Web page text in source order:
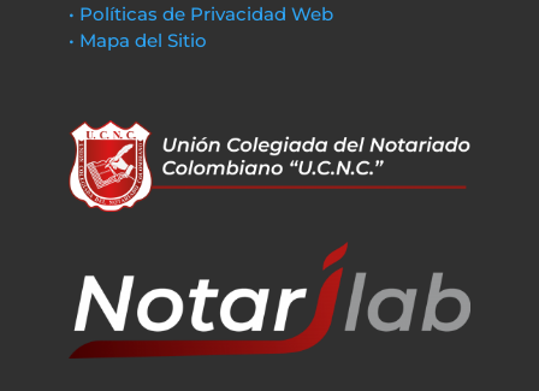
• Políticas de Privacidad Web
• Mapa del Sitio